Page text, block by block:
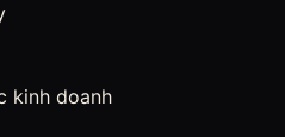
kinh doanh